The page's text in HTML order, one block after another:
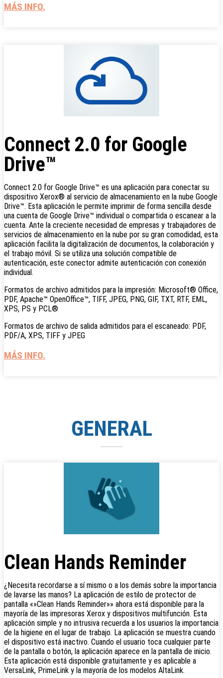
MÁS INFO.
Connect 2.0 for Google
Drive™
Connect 2.0 for Google Drive™ es una aplicación para conectar su
dispositivo Xerox® al servicio de almacenamiento en la nube Google
Drive™. Esta aplicación le permite imprimir de forma sencilla desde
una cuenta de Google Drive™ individual o compartida o escanear a la
cuenta. Ante la creciente necesidad de empresas y trabajadores de
servicios de almacenamiento en la nube por su gran comodidad, esta
aplicación facilita la digitalización de documentos, la colaboración y
el trabajo móvil. Si se utiliza una solución compatible de
autenticación, este conector admite autenticación con conexión
individual.
Formatos de archivo admitidos para la impresión: Microsoft® Office,
PDF, Apache™ OpenOffice™, TIFF, JPEG, PNG, GIF, TXT, RTF, EML,
XPS, PS y PCL®
Formatos de archivo de salida admitidos para el escaneado: PDF,
PDF/A, XPS, TIFF y JPEG
MÁS INFO.
GENERAL
Clean Hands Reminder
¿Necesita recordarse a sí mismo o a los demás sobre la importancia
de lavarse las manos? La aplicación de estilo de protector de
pantalla «»Clean Hands Reminder»» ahora está disponible para la
mayoría de las impresoras Xerox y dispositivos multifunción. Esta
aplicación simple y no intrusiva recuerda a los usuarios la importancia
de la higiene en el lugar de trabajo. La aplicación se muestra cuando
el dispositivo está inactivo. Cuando el usuario toca cualquier parte
de la pantalla o botón, la aplicación aparece en la pantalla de inicio.
Esta aplicación está disponible gratuitamente y es aplicable a
VersaLink, PrimeLink y la mayoría de los modelos AltaLink.